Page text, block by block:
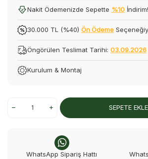
Nakit Ödemenizde Sepette %10 İndirim!
30.000 TL (%40) Ön Ödeme
Öngörülen Teslimat Tarihi: 03.09.2026
Kurulum & Montaj
SEPETE EKLE
WhatsApp Sipariş Hattı